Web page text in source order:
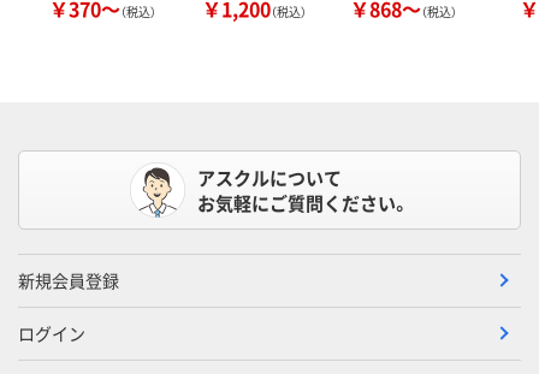
￥370～（税込） ￥1,200（税込） ￥868～（税込）
アスクルについて
お気軽にご質問ください。
新規会員登録
ログイン